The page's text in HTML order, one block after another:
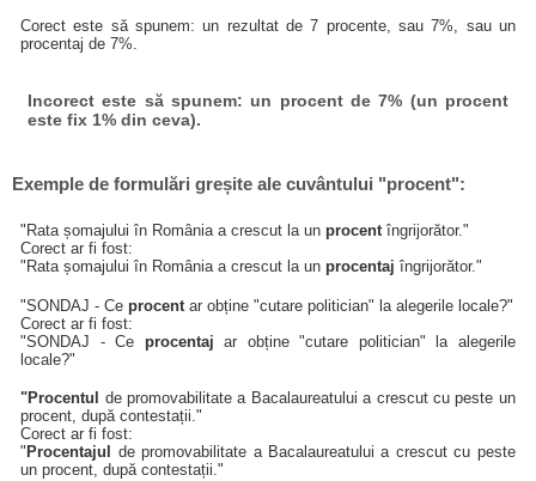
Corect este să spunem: un rezultat de 7 procente, sau 7%, sau un
procentaj de 7%.
Incorect este să spunem: un procent de 7% (un procent
este fix 1% din ceva).
Exemple de formulări greșite ale cuvântului "procent":
"Rata șomajului în România a crescut la unprocentîngrijorător."
Corect ar fi fost:
"Rata șomajului în România a crescut la unprocentaj îngrijorător."
"SONDAJ - Ceprocent ar obține "cutare politician" la alegerile locale?"
Corect ar fi fost:
"SONDAJ - Ce procentaj ar obține "cutare politician" la alegerile
locale?"
"Procentul
de promovabilitate a Bacalaureatului a crescut cu peste un
procent, după contestații."
Corect ar fi fost:
" Procentajul
de promovabilitate a Bacalaureatului a crescut cu peste
un procent, după contestații."